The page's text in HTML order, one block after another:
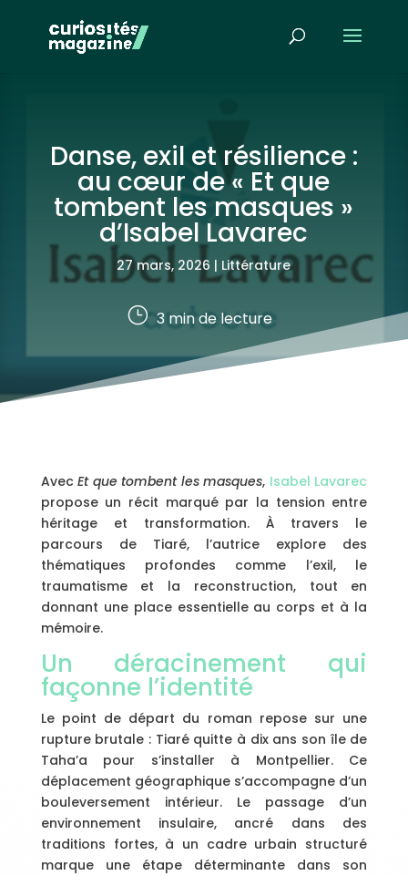
Danse, exil et résilience :
au cœur de « Et que
tombent les masques »
d’Isabel Lavarec
27 mars, 2026 | Littérature
} 3 min de lecture
AvecEt que tombent les masques, Isabel Lavarec
propose un récit marqué par la tension entre
héritage et transformation. À travers le
parcours de Tiaré, l’autrice explore des
thématiques profondes comme l’exil, le
traumatisme et la reconstruction, tout en
donnant une place essentielle au corps et à la
mémoire.
Un déracinement qui
façonne l’identité
Le point de départ du roman repose sur une
rupture brutale : Tiaré quitte à dix ans son île de
Taha’a pour s’installer à Montpellier. Ce
déplacement géographique s’accompagne d’un
bouleversement intérieur. Le passage d’un
environnement insulaire, ancré dans des
traditions fortes, à un cadre urbain structuré
marque une étape déterminante dans son